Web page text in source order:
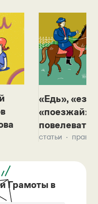
«Едь»,
«поезжай»?
повелевать
статьи
Грамоты в